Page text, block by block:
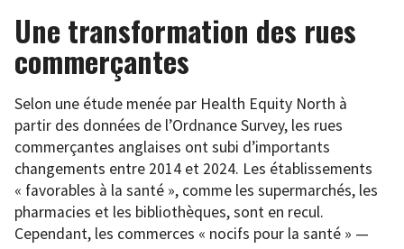
Une transformation des rues
commerçantes
Selon une étude menée par Health Equity North à
partir des données de l’Ordnance Survey, les rues
commerçantes anglaises ont subi d’importants
changements entre 2014 et 2024. Les établissements
« favorables à la santé », comme les supermarchés, les
pharmacies et les bibliothèques, sont en recul.
Cependant, les commerces « nocifs pour la santé » —